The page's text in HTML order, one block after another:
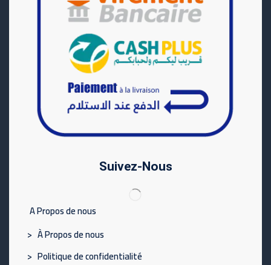
Suivez-Nous
A Propos de nous
> À Propos de nous
> Politique de confidentialité